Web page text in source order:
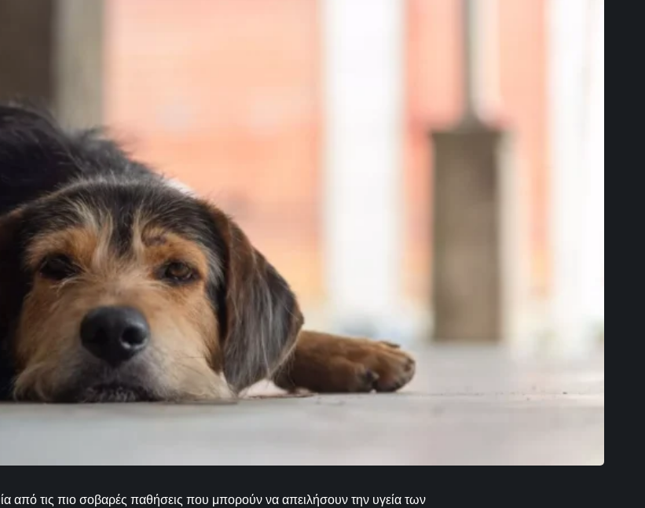
από τις πιο σοβαρές παθήσεις που μπορούν να απειλήσουν την υγεία των